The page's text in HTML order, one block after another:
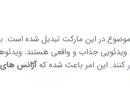
موضوع در این مارکت تبدیل شده است.
ویدئویی جذاب و واقعی هستند.
کنند. این امر باعث شده کهآژانس های